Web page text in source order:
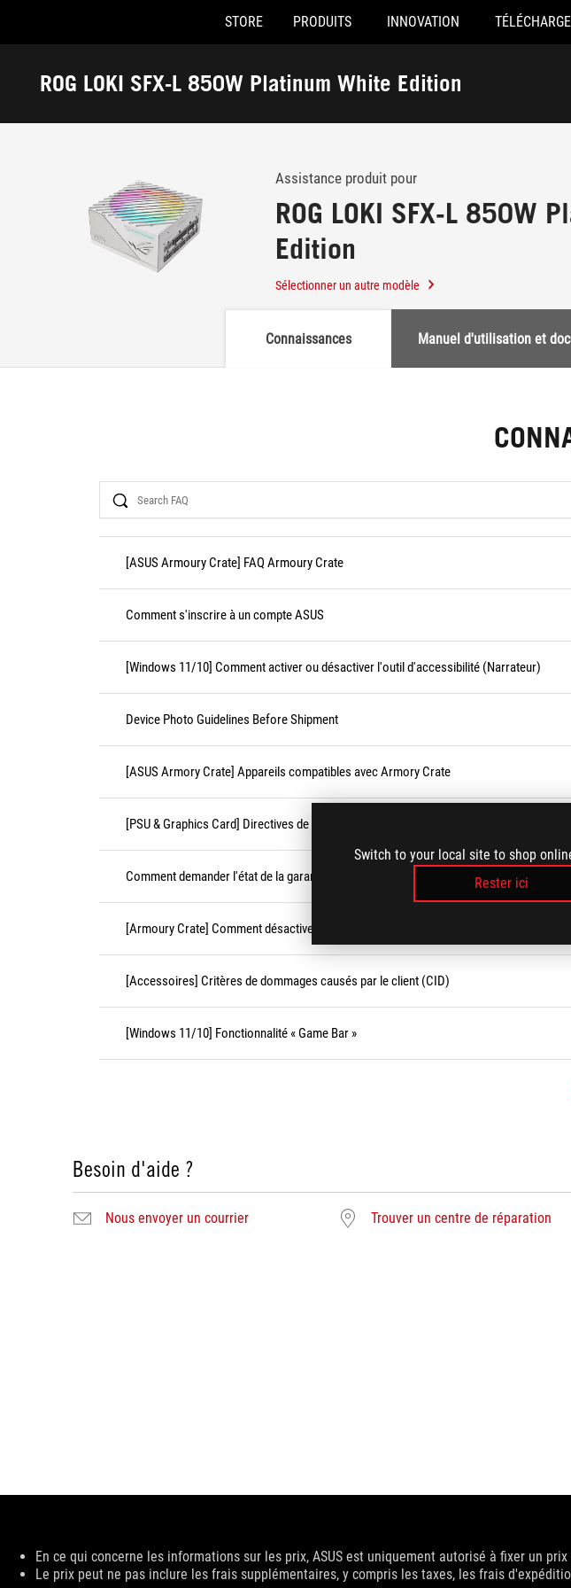
Switch to your local site to shop
Rester ici
Accessibility links
STORE PRODUITS INNOVATION
ROG LOKI SFX-L 850W Platinum White Edition
Support
Assistance produit pour
ROG LOKI SFX-L 850W
Edition
Sélectionner un autre modèle
Connaissances Manuel d'utilisation et
Search
[ASUS Armoury Crate] FAQ Armoury Crate
Comment s'inscrire à un compte ASUS
[Windows 11/10] Comment activer ou désactiver l'outil d'accessibilité (Narrateur)
Device Photo Guidelines Before Shipment
[ASUS Armory Crate] Appareils compatibles avec Armory Crate
[PSU & Graphics Card] Directives de connexion de l’alimentation pour les cartes
Comment demander l'état de la garantie ?
[Armoury Crate] Comment désactiver les effets festifs ?
[Accessoires] Critères de dommages causés par le client (CID)
[Windows 11/10] Fonctionnalité « Game Bar »
Besoin d'aide ?
Nous envoyer un courrier Trouver un centre de réparation
Disclaimer
En ce qui concerne les informations sur les prix, ASUS est uniquement autorisé à fixer un
Le prix peut ne pas inclure les frais supplémentaires, y compris les taxes, les frais